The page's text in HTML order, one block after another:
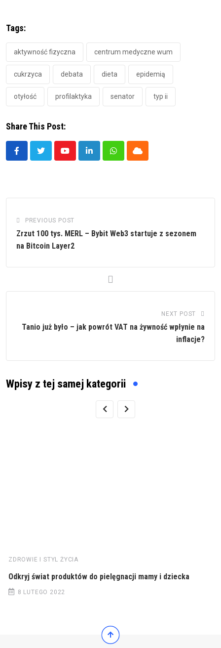
Tags:
aktywność fizyczna centrum medyczne wum
cukrzyca debata dieta epidemią
otyłość profilaktyka senator typ ii
Share This Post:
YoutubeLinkedInWhatsappCloud
PREVIOUS POST
Zrzut 100 tys. MERL – Bybit Web3 startuje z sezonem
na Bitcoin Layer2
NEXT POST
Tanio już było – jak powrót VAT na żywność wpłynie na
inflacje?
Wpisy z tej samej kategorii
ZDROWIE I STYL ŻYCIA
Odkryj świat produktów do pielęgnacji mamy i dziecka
8 LUTEGO 2022